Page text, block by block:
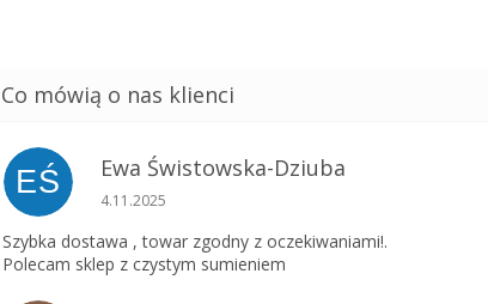
EŚ Ewa Świstowska-Dziuba
Ocena sklepu to 5 na 5 gwiazdek.
4.11.2025
Szybka dostawa , towar zgodny z oczekiwaniami!.
Polecam sklep z czystym sumieniem